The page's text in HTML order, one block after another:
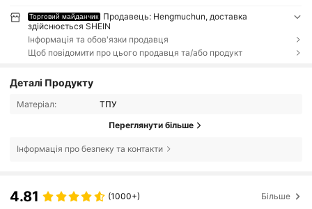
Торговий майданчик
Продавець: Hengmuchun, доставка
здійснюється SHEIN
Інформація та обов'язки продавця
Щоб повідомити про цього продавця та/або продукт
Деталі Продукту
Матеріал: ТПУ
Переглянути більше
Інформація про безпеку та контакти
4.81 (1000+) Більше